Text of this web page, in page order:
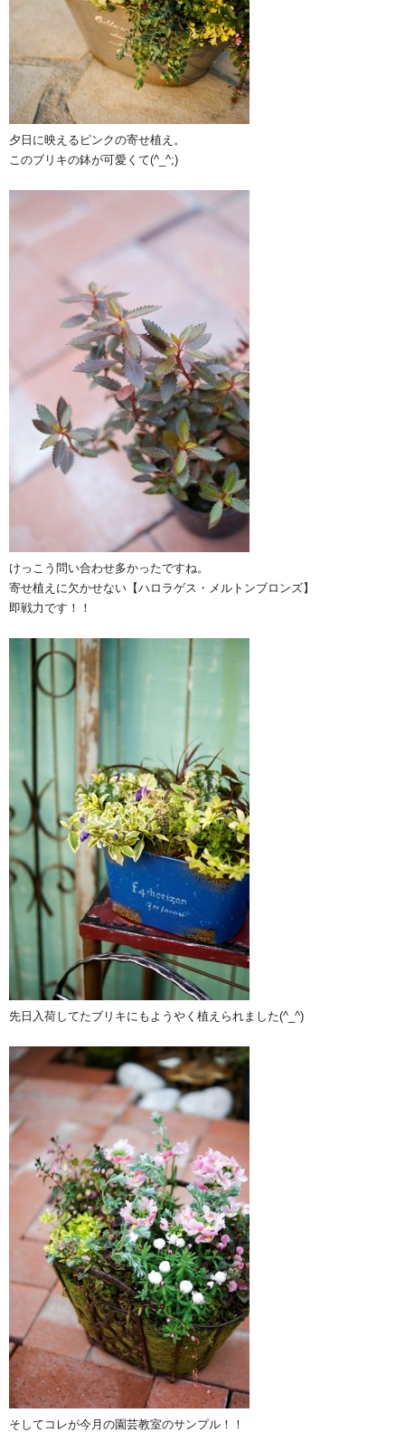
夕日に映えるピンクの寄せ植え。
このブリキの鉢が可愛くて(^_^;)
けっこう問い合わせ多かったですね。
寄せ植えに欠かせない【ハロラゲス・メルトンブロンズ】
即戦力です！！
先日入荷してたブリキにもようやく植えられました(^_^)
そしてコレが今月の園芸教室のサンプル！！